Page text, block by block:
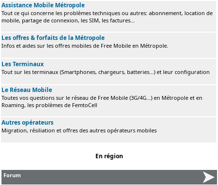
Assistance Mobile Métropole
Tout ce qui concerne les problèmes techniques ou autres: abonnement, location de
mobile, partage de connexion, les SIM, les factures...
Les offres & forfaits de la Métropole
Infos et aides sur les offres mobiles de Free Mobile en Métropole.
Les Terminaux
Tout sur les terminaux (Smartphones, chargeurs, batteries...) et leur configuration
Le Réseau Mobile
Toutes vos questions sur le réseau de Free Mobile (3G/4G...) en Métropole et en
Roaming, les problèmes de FemtoCell
Autres opérateurs
Migration, résiliation et offres des autres opérateurs mobiles
En région
Forum